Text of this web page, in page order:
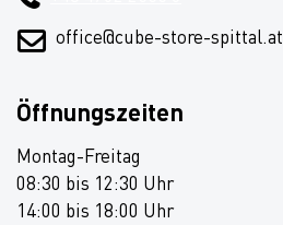
office@cube-store-spittal.at
Öffnungszeiten
Montag-Freitag
08:30 bis 12:30 Uhr
14:00 bis 18:00 Uhr